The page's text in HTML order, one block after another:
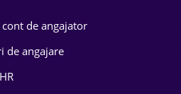
cont de angajator
de angajare